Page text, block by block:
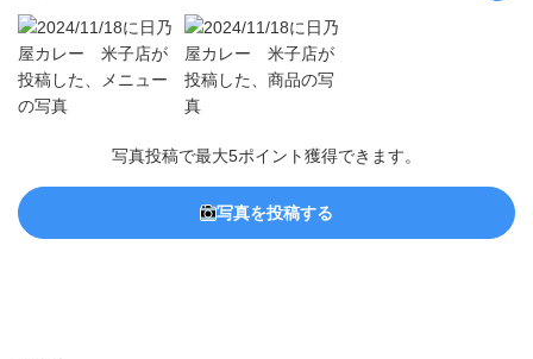
写真投稿で最大5ポイント獲得できます。
写真を投稿する